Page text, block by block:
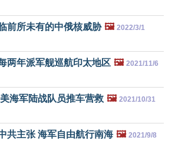
前所未有的中俄核威胁 🖼️ 2022/3/1
两年派军舰巡航印太地区 🖼️ 2021/11/6
海军陆战队员推车营救 🖼️ 2021/10/31
共主张 海军自由航行南海 🖼️ 2021/9/8